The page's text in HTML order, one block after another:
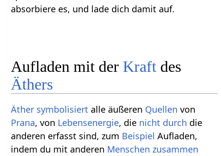
absorbiere es, und lade dich damit auf.
Aufladen mit der Kraft des
Äthers
Äther symbolisiert alle äußeren Quellen von
Prana, von Lebensenergie, die nicht durch die
anderen erfasst sind, zum Beispiel Aufladen,
indem du mit anderen Menschen zusammen